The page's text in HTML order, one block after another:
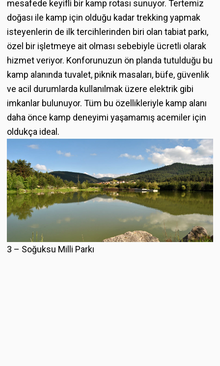
mesafede keyifli bir kamp rotası sunuyor. Tertemiz
doğası ile kamp için olduğu kadar trekking yapmak
isteyenlerin de ilk tercihlerinden biri olan tabiat parkı,
özel bir işletmeye ait olması sebebiyle ücretli olarak
hizmet veriyor. Konforunuzun ön planda tutulduğu bu
kamp alanında tuvalet, piknik masaları, büfe, güvenlik
ve acil durumlarda kullanılmak üzere elektrik gibi
imkanlar bulunuyor. Tüm bu özellikleriyle kamp alanı
daha önce kamp deneyimi yaşamamış acemiler için
oldukça ideal.
3 – Soğuksu Milli Parkı